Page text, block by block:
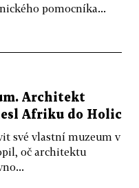
pomocníka...
Architekt
Afriku do Holic
své vlastní muzeum v
oč architektu